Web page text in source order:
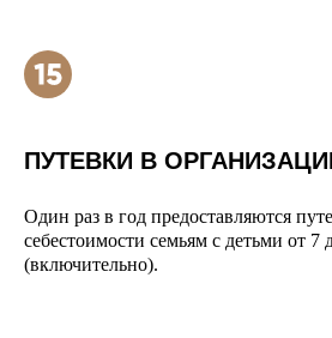
ПУТЕВКИ В
Один раз в год предоставляются
себестоимости семьям с детьми от 7
(включительно).